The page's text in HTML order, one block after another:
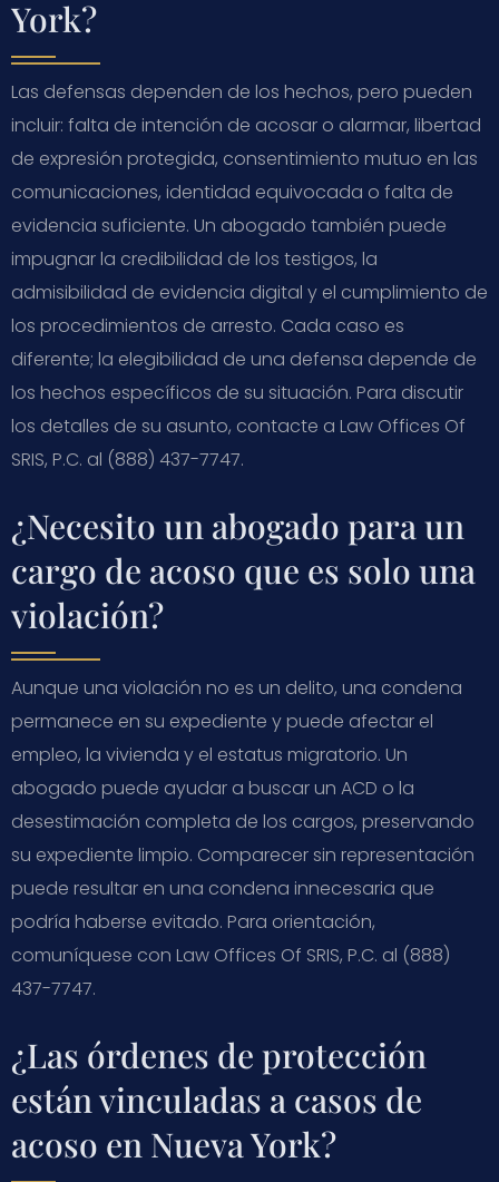
York?
Las defensas dependen de los hechos, pero pueden
incluir: falta de intención de acosar o alarmar, libertad
de expresión protegida, consentimiento mutuo en las
comunicaciones, identidad equivocada o falta de
evidencia suficiente. Un abogado también puede
impugnar la credibilidad de los testigos, la
admisibilidad de evidencia digital y el cumplimiento de
los procedimientos de arresto. Cada caso es
diferente; la elegibilidad de una defensa depende de
los hechos específicos de su situación. Para discutir
los detalles de su asunto, contacte a Law Offices Of
SRIS, P.C. al (888) 437-7747.
¿Necesito un abogado para un
cargo de acoso que es solo una
violación?
Aunque una violación no es un delito, una condena
permanece en su expediente y puede afectar el
empleo, la vivienda y el estatus migratorio. Un
abogado puede ayudar a buscar un ACD o la
desestimación completa de los cargos, preservando
su expediente limpio. Comparecer sin representación
puede resultar en una condena innecesaria que
podría haberse evitado. Para orientación,
comuníquese con Law Offices Of SRIS, P.C. al (888)
437-7747.
¿Las órdenes de protección
están vinculadas a casos de
acoso en Nueva York?